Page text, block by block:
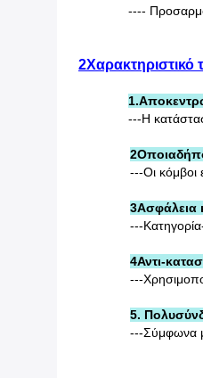
----
2Χαρακτηριστικό
---Η
---Οι κόμβοι
3Ασφάλεια
---
4Αντι-
---
5.
---Σύμφωνα